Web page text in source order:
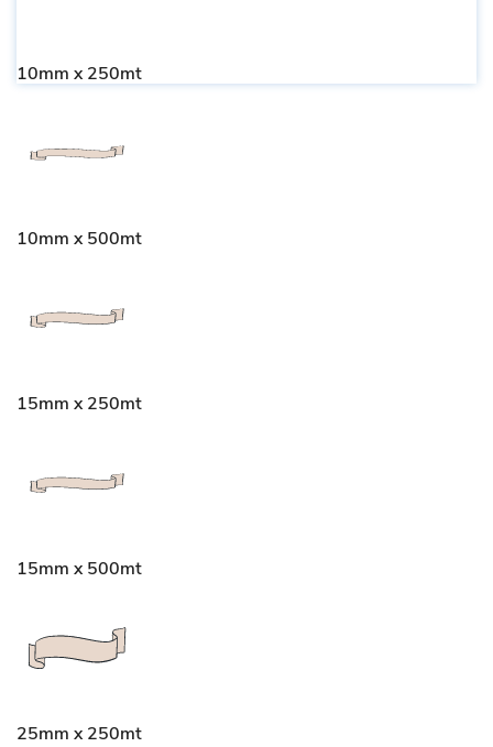
10mm x 250mt
10mm x 500mt
15mm x 250mt
15mm x 500mt
25mm x 250mt